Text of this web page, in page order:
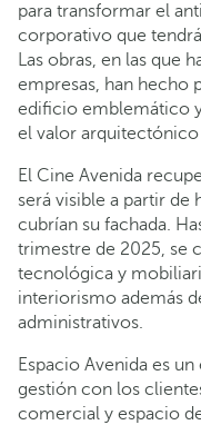
para transformar el
corporativo que
Las obras, en las que
empresas, han hecho
edificio emblemático
el valor
El Cine Avenida
será visible a partir de
cubrían su fachada.
trimestre de 2025, se
tecnológica y
interiorismo además
administrativos.
Espacio Avenida es
gestión con los
comercial y espacio